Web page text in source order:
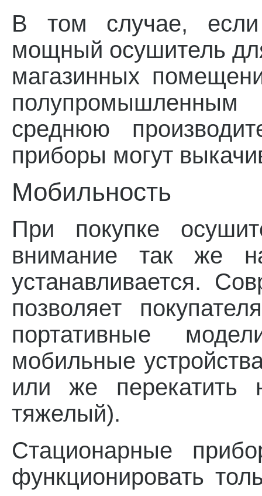
В том случае,
мощный осушитель
магазинных
среднюю
приборы могут
Мобильность
При покупке
внимание так же
устанавливается.
позволяет
портативные
мобильные
или же перекатить
тяжелый).
Стационарные
функционировать